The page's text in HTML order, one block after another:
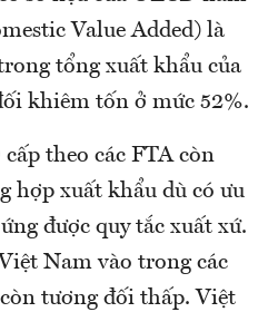
Value Added) là
tổng xuất khẩu của
khiêm tốn ở mức 52%.
theo các FTA còn
hợp xuất khẩu dù có ưu
được quy tắc xuất xứ.
Nam vào trong các
tương đối thấp. Việt